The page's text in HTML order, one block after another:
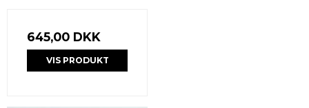
645,00 DKK
VIS PRODUKT